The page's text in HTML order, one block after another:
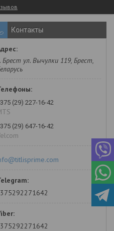
Контакты
Брест ул. Вычулки 119, Брест,
(29) 227-16-42
(29) 647-16-42